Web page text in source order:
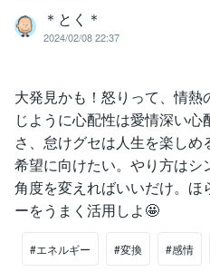
＊とく＊
2024/02/08 22:37
大発見かも！怒りって、情
じように心配性は愛情深い
さ、怠けグセは人生を楽し
希望に向けたい。やり方は
角度を変えればいいだけ。
ーをうまく活用しよ🤩
#エネルギー #変換 #感情